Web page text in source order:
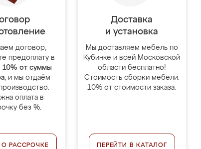
договор,
предоплату в
10% от суммы
, и мы отдаём
оплата в
без %.
О РАССРОЧКЕ
Доставка
и установка
Мы доставляем мебель по
Кубинке и всей Московской
области бесплатно!
Стоимость сборки мебели:
10% от стоимости заказа.
ПЕРЕЙТИ В КАТАЛОГ